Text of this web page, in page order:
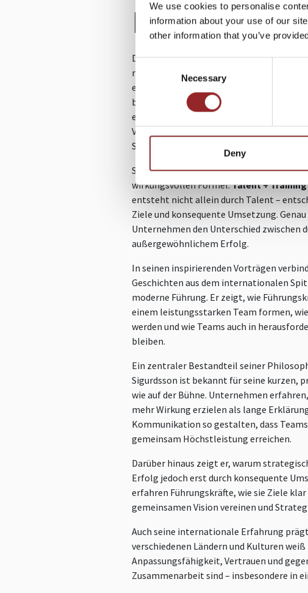
We use cookies to personalise
information about your use of our
other information that you’ve
Consent
Necessary
Deny
PROFIL
Dagur Sigurdsson steht für
nachhaltigen Teamerfolg. Als
ehemaliger Bundestrainer der deutschen
bewiesen, wie aus talentierten
entsteht. Heute gibt er seine Erfahrungen
Vortragsredner an Unternehmen weiter
Spitzensport zu messbarem Erfolg im
Sein Erfolgsgeheimnis beschreibt Dagur
wirkungsvollen Formel:Talent +
entsteht nicht allein durch Talent –
Ziele und konsequente Umsetzung.
Unternehmen den Unterschied zwischen
außergewöhnlichem Erfolg.
In seinen inspirierenden Vorträgen
Geschichten aus dem internationalen
moderne Führung. Er zeigt, wie
einem leistungsstarken Team formen,
werden und wie Teams auch in
bleiben.
Ein zentraler Bestandteil seiner
Sigurdsson ist bekannt für seine kurzen,
wie auf der Bühne. Unternehmen
mehr Wirkung erzielen als lange
Kommunikation so gestalten, dass
gemeinsam Höchstleistung erreichen.
Darüber hinaus zeigt er, warum
Erfolg jedoch erst durch konsequente
erfahren Führungskräfte, wie sie Ziele
gemeinsamen Vision vereinen und
Auch seine internationale Erfahrung
verschiedenen Ländern und Kulturen
Anpassungsfähigkeit, Vertrauen und
Zusammenarbeit sind – insbesondere in